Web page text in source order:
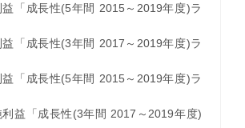
成長性(5年間 2015～2019年度)ラ
成長性(3年間 2017～2019年度)ラ
成長性(5年間 2015～2019年度)ラ
「成長性(3年間 2017～2019年度)